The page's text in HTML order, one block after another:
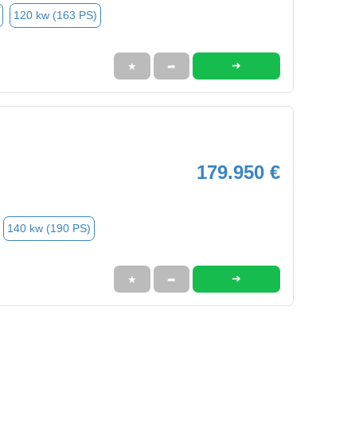
120 kw (163 PS)
★ ➦ ➜
179.950 €
140 kw (190 PS)
★ ➦ ➜